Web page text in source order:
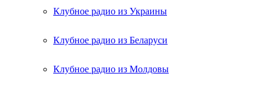
Клубное радио из Украины
Клубное радио из Беларуси
Клубное радио из Молдовы